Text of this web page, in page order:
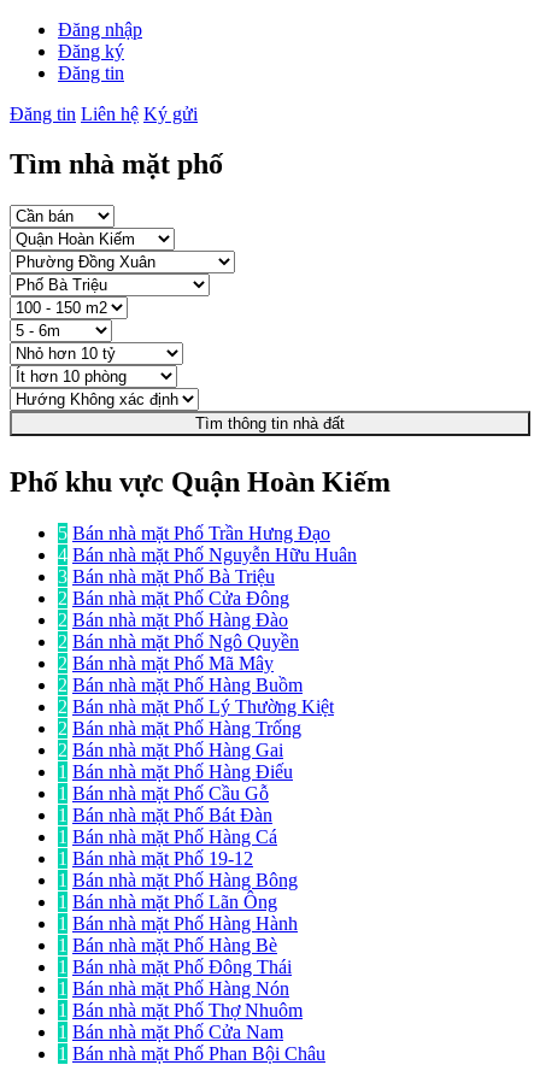
Đăng nhập
Đăng ký
Đăng tin
Đăng tin Liên hệ Ký gửi
Tìm nhà mặt phố
Tìm thông tin nhà đất
Phố khu vực Quận Hoàn Kiếm
5 Bán nhà mặt Phố Trần Hưng Đạo
4 Bán nhà mặt Phố Nguyễn Hữu Huân
3 Bán nhà mặt Phố Bà Triệu
2 Bán nhà mặt Phố Cửa Đông
2 Bán nhà mặt Phố Hàng Đào
2 Bán nhà mặt Phố Ngô Quyền
2 Bán nhà mặt Phố Mã Mây
2 Bán nhà mặt Phố Hàng Buồm
2 Bán nhà mặt Phố Lý Thường Kiệt
2 Bán nhà mặt Phố Hàng Trống
2 Bán nhà mặt Phố Hàng Gai
1 Bán nhà mặt Phố Hàng Điếu
1 Bán nhà mặt Phố Cầu Gỗ
1 Bán nhà mặt Phố Bát Đàn
1 Bán nhà mặt Phố Hàng Cá
1 Bán nhà mặt Phố 19-12
1 Bán nhà mặt Phố Hàng Bông
1 Bán nhà mặt Phố Lãn Ông
1 Bán nhà mặt Phố Hàng Hành
1 Bán nhà mặt Phố Hàng Bè
1 Bán nhà mặt Phố Đông Thái
1 Bán nhà mặt Phố Hàng Nón
1 Bán nhà mặt Phố Thợ Nhuôm
1 Bán nhà mặt Phố Cửa Nam
1 Bán nhà mặt Phố Phan Bội Châu